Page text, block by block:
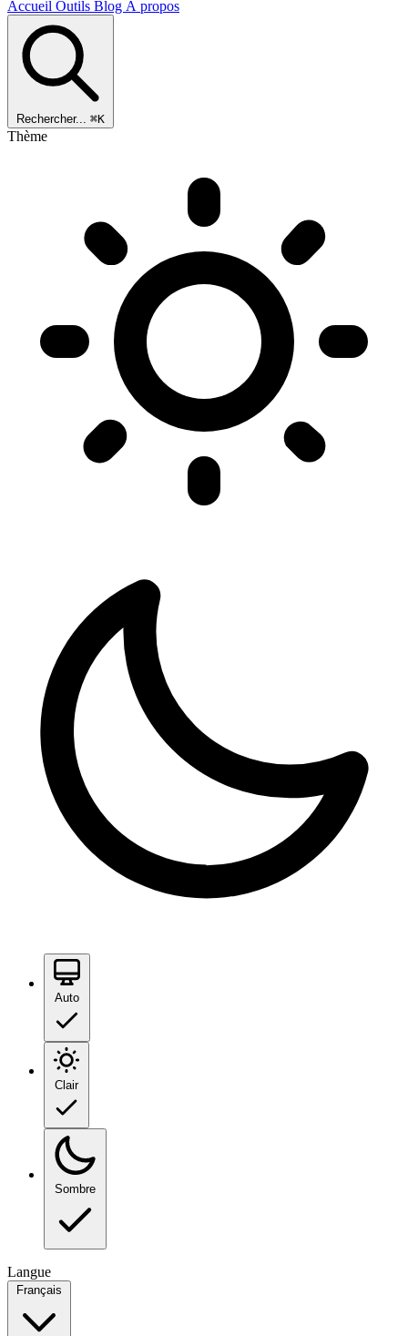
Accueil Outils Blog À propos
Rechercher... ⌘K
Thème
Auto
Clair
Sombre
Langue
Français